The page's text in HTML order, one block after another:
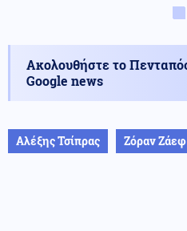
Ακολουθήστε το
Google news
Αλέξης Τσίπρας Ζόραν Ζάεφ